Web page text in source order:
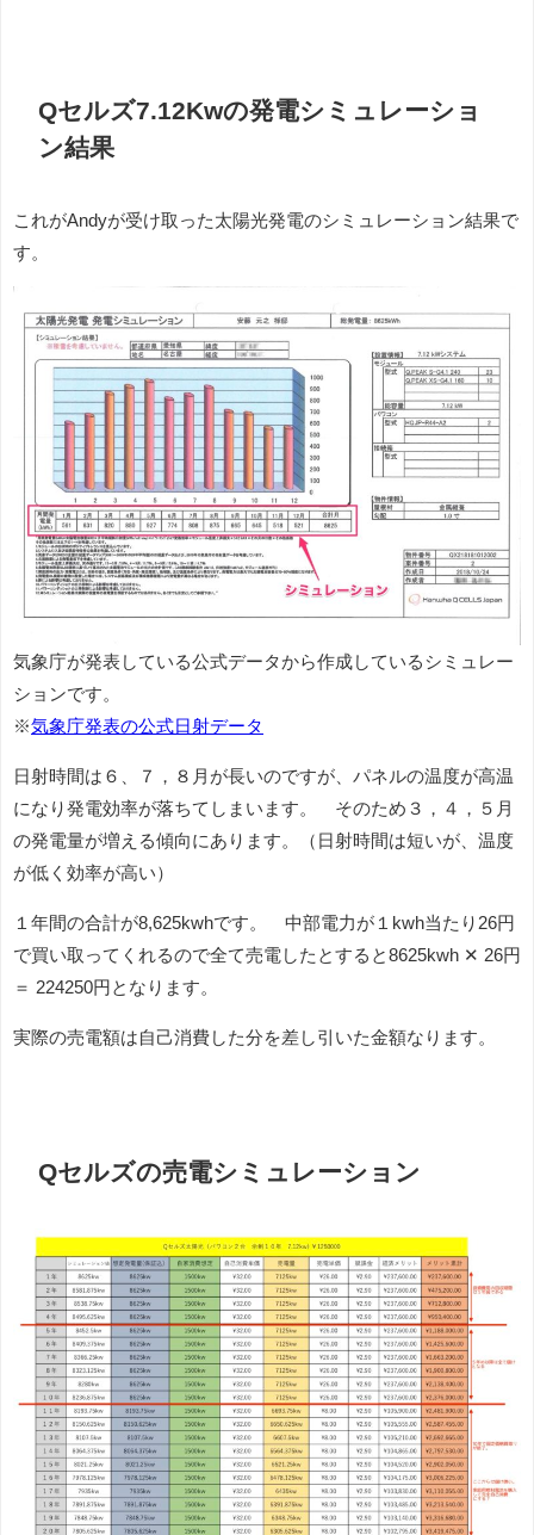
Qセルズ7.12Kwの発電シミュレーショ
ン結果
これがAndyが受け取った太陽光発電のシミュレーション結果で
す。
気象庁が発表している公式データから作成しているシミュレー
ションです。
※気象庁発表の公式日射データ
日射時間は６、７，８月が長いのですが、パネルの温度が高温
になり発電効率が落ちてしまいます。 そのため３，４，５月
の発電量が増える傾向にあります。（日射時間は短いが、温度
が低く効率が高い）
１年間の合計が8,625kwhです。 中部電力が１kwh当たり26円
で買い取ってくれるので全て売電したとすると8625kwh ✕ 26円
＝ 224250円となります。
実際の売電額は自己消費した分を差し引いた金額なります。
Qセルズの売電シミュレーション